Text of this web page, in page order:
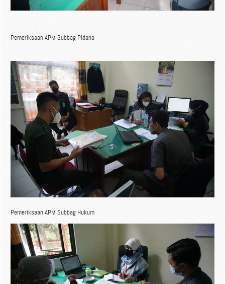
Pemeriksaan APM Subbag Pidana
Pemeriksaan APM Subbag Hukum